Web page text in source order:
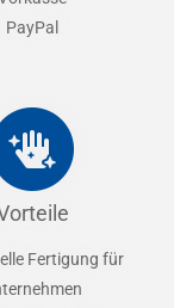
PayPal
Fertigung für